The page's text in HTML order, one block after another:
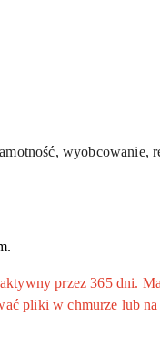
wyobcowanie,
przez 365 dni.
pliki w chmurze lub